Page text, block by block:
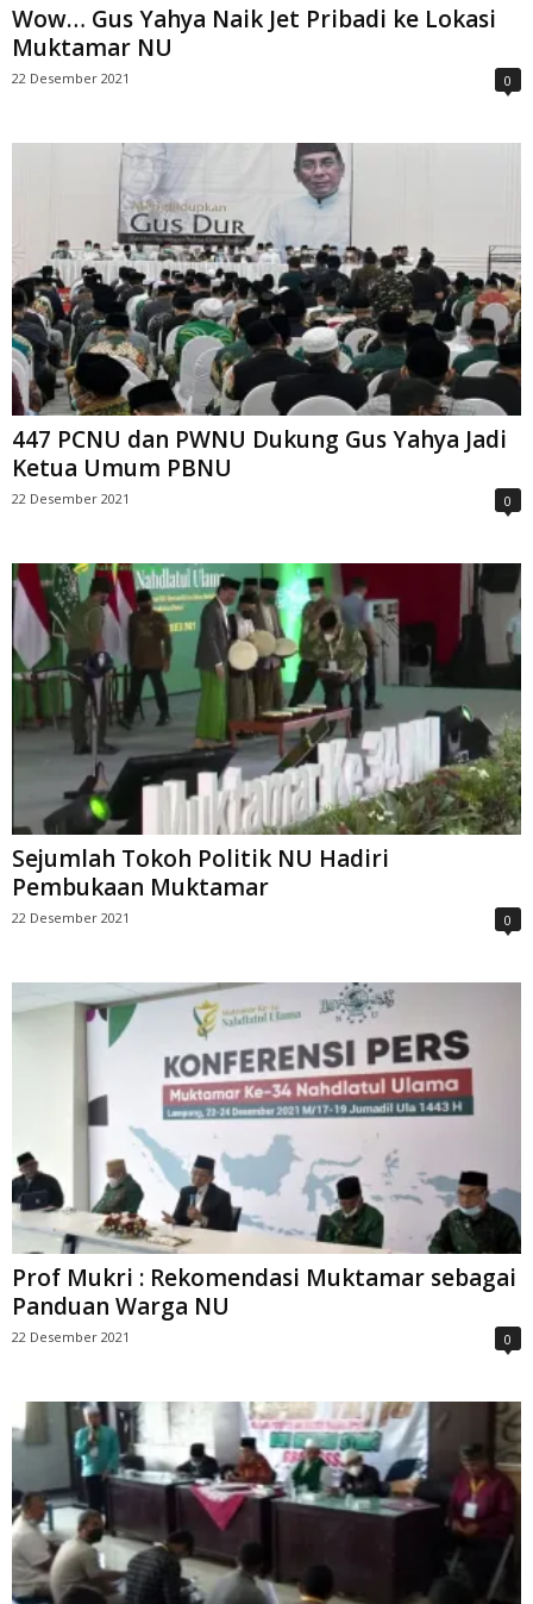
Wow… Gus Yahya Naik Jet Pribadi ke Lokasi
Muktamar NU
22 Desember 2021 0
447 PCNU dan PWNU Dukung Gus Yahya Jadi
Ketua Umum PBNU
22 Desember 2021 0
Sejumlah Tokoh Politik NU Hadiri
Pembukaan Muktamar
22 Desember 2021 0
Prof Mukri : Rekomendasi Muktamar sebagai
Panduan Warga NU
22 Desember 2021 0